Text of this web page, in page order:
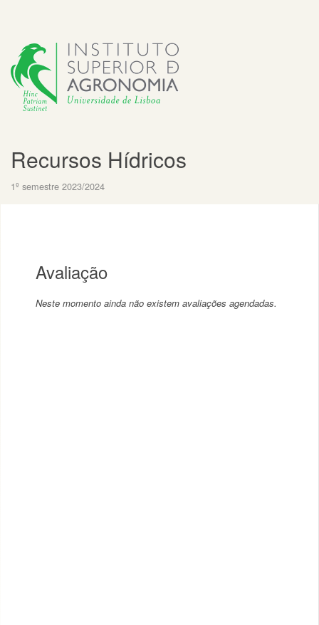
Recursos Hídricos
1º semestre 2023/2024
Avaliação
Neste momento ainda não existem avaliações agendadas.